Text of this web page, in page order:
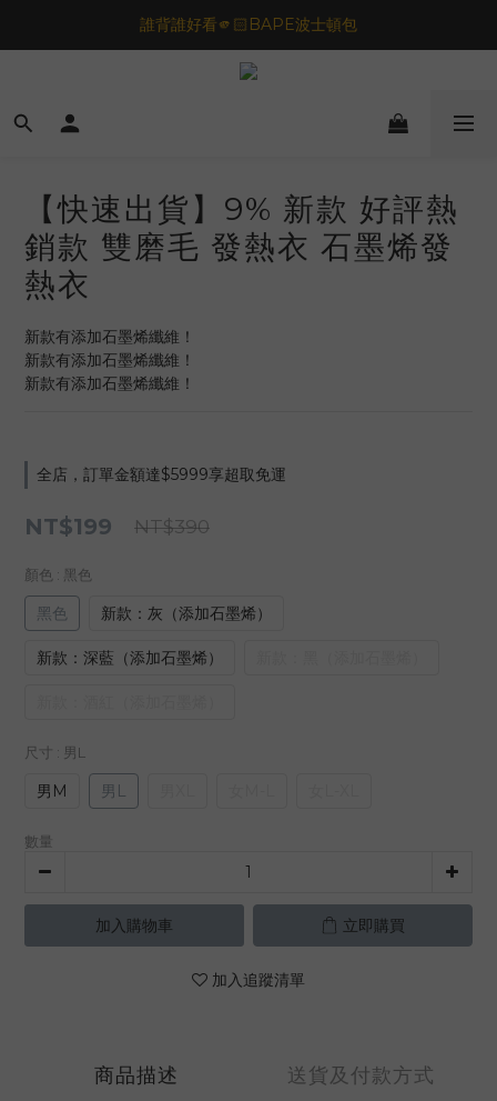
🦟蚊蟲都逃不過！可折疊伸縮電拍⚡️
誰背誰好看🫵🏻BAPE波士頓包
一夜好眠🌙 無印良品 晚安噴霧💤
【快速出貨】9% 新款 好評熱
銷款 雙磨毛 發熱衣 石墨烯發
熱衣
新款有添加石墨烯纖維！
新款有添加石墨烯纖維！
新款有添加石墨烯纖維！
全店，訂單金額達$5999享超取免運
NT$199 NT$390
顏色 : 黑色
黑色 新款：灰（添加石墨烯）
新款：深藍（添加石墨烯）
尺寸 : 男L
男M 男L
數量
加入購物車 立即購買
加入追蹤清單
商品描述 送貨及付款方式